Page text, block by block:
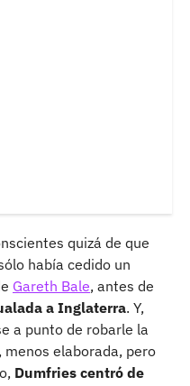
quizá de que
había cedido un
Gareth Bale, antes de
a Inglaterra. Y,
a punto de robarle la
elaborada, pero
Dumfries centró de